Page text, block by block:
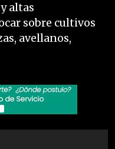
altas
sobre cultivos
avellanos,